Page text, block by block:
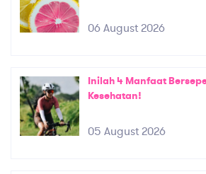
06 August 2026
Inilah 4 Manfaat
Kesehatan!
05 August 2026